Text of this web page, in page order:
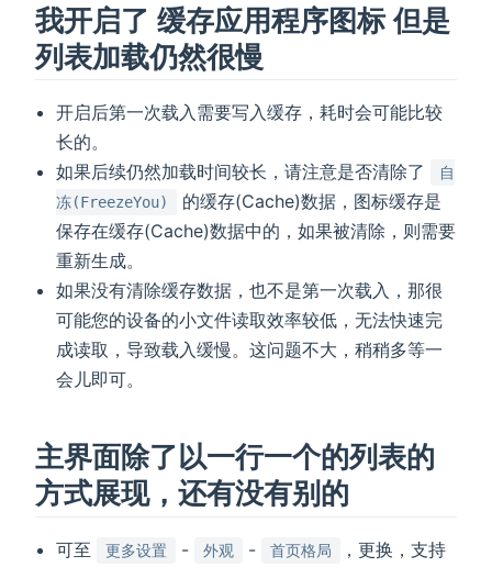
我开启了 缓存应用程序图标 但是
列表加载仍然很慢
开启后第一次载入需要写入缓存，耗时会可能比较
长的。
如果后续仍然加载时间较长，请注意是否清除了
自
冻(FreezeYou)
的缓存(Cache)数据，图标缓存是
保存在缓存(Cache)数据中的，如果被清除，则需要
重新生成。
如果没有清除缓存数据，也不是第一次载入，那很
可能您的设备的小文件读取效率较低，无法快速完
成读取，导致载入缓慢。这问题不大，稍稍多等一
会儿即可。
主界面除了以一行一个的列表的
方式展现，还有没有别的
可至 更多设置 - 外观 - 首页格局
，更换，支持